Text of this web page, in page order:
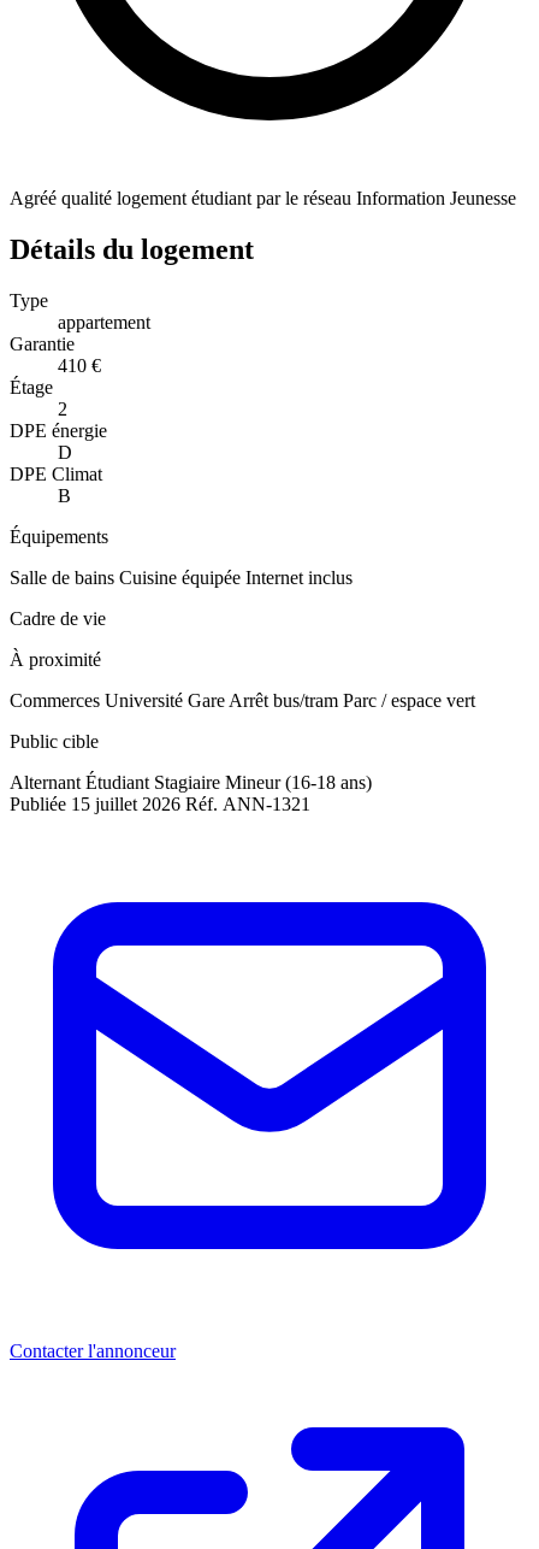
Agréé qualité logement étudiant par le réseau Information Jeunesse
Détails du logement
Type
appartement
Garantie
410 €
Étage
2
DPE énergie
D
DPE Climat
B
Équipements
Salle de bains Cuisine équipée Internet inclus
Cadre de vie
À proximité
Commerces Université Gare Arrêt bus/tram Parc / espace vert
Public cible
Alternant Étudiant Stagiaire Mineur (16-18 ans)
Publiée 15 juillet 2026 Réf. ANN-1321
Contacter l'annonceur